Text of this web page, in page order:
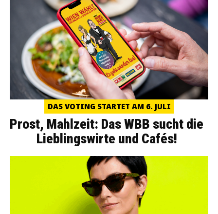
DAS VOTING STARTET AM 6. JULI
Prost, Mahlzeit: Das WBB sucht die
Lieblingswirte und Cafés!